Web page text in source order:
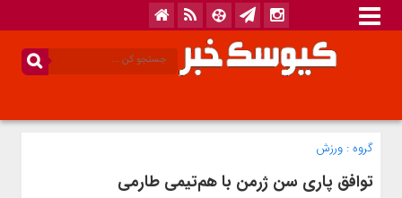
گروه : ورزش
توافق پاری سن ژرمن با هم‌تیمی طارمی